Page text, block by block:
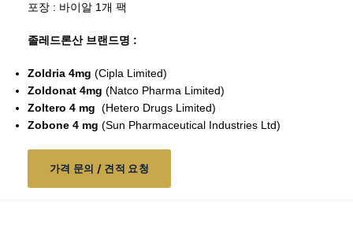
포장 : 바이알 1개 팩
졸레드론산 브랜드명 :
Zoldria 4mg (Cipla Limited)
Zoldonat 4mg (Natco Pharma Limited)
Zoltero 4 mg (Hetero Drugs Limited)
Zobone 4 mg (Sun Pharmaceutical Industries Ltd)
가격 문의 / 견적 요청